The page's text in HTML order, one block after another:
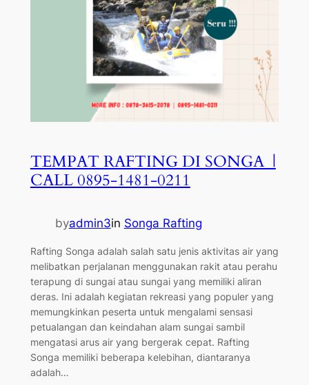
TEMPAT RAFTING DI SONGA |
CALL 0895-1481-0211
byadmin3in Songa Rafting
Rafting Songa adalah salah satu jenis aktivitas air yang
melibatkan perjalanan menggunakan rakit atau perahu
terapung di sungai atau sungai yang memiliki aliran
deras. Ini adalah kegiatan rekreasi yang populer yang
memungkinkan peserta untuk mengalami sensasi
petualangan dan keindahan alam sungai sambil
mengatasi arus air yang bergerak cepat. Rafting
Songa memiliki beberapa kelebihan, diantaranya
adalah…